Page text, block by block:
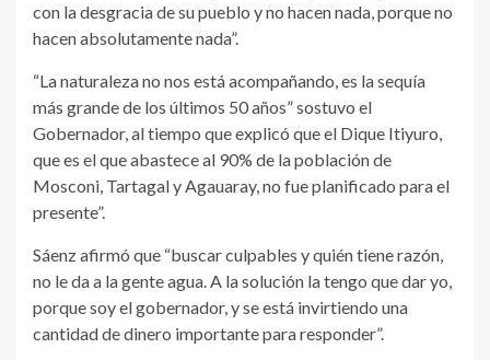
con la desgracia de su pueblo y no hacen nada, porque no
hacen absolutamente nada”.
“La naturaleza no nos está acompañando, es la sequía
más grande de los últimos 50 años” sostuvo el
Gobernador, al tiempo que explicó que el Dique Itiyuro,
que es el que abastece al 90% de la población de
Mosconi, Tartagal y Agauaray, no fue planificado para el
presente”.
Sáenz afirmó que “buscar culpables y quién tiene razón,
no le da a la gente agua. A la solución la tengo que dar yo,
porque soy el gobernador, y se está invirtiendo una
cantidad de dinero importante para responder”.